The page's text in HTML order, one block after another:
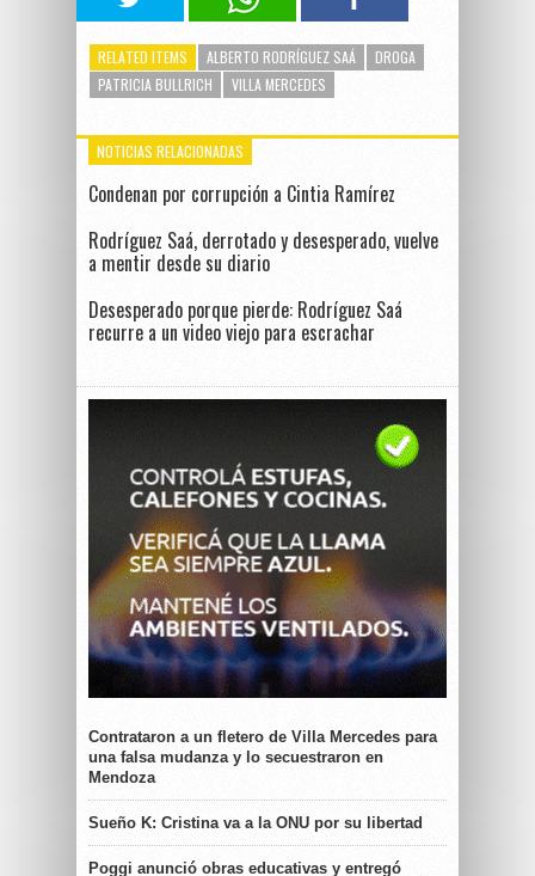
RELATED ITEMS ALBERTO RODRÍGUEZ SAÁ
DROGA
PATRICIA BULLRICH
VILLA MERCEDES
NOTICIAS RELACIONADAS
Condenan por corrupción a Cintia Ramírez
Rodríguez Saá, derrotado y desesperado, vuelve
a mentir desde su diario
Desesperado porque pierde: Rodríguez Saá
recurre a un video viejo para escrachar
Contrataron a un fletero de Villa Mercedes para
una falsa mudanza y lo secuestraron en
Mendoza
Sueño K: Cristina va a la ONU por su libertad
Poggi anunció obras educativas y entregó